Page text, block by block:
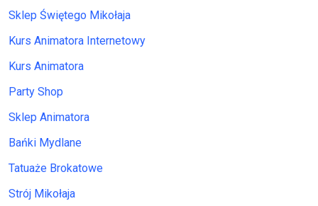
Sklep Świętego Mikołaja
Kurs Animatora Internetowy
Kurs Animatora
Party Shop
Sklep Animatora
Bańki Mydlane
Tatuaże Brokatowe
Strój Mikołaja